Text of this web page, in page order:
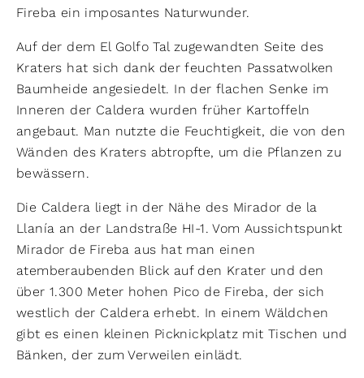
Fireba ein imposantes Naturwunder.
Auf der dem El Golfo Tal zugewandten Seite des
Kraters hat sich dank der feuchten Passatwolken
Baumheide angesiedelt. In der flachen Senke im
Inneren der Caldera wurden früher Kartoffeln
angebaut. Man nutzte die Feuchtigkeit, die von den
Wänden des Kraters abtropfte, um die Pflanzen zu
bewässern.
Die Caldera liegt in der Nähe des Mirador de la
Llanía an der Landstraße HI-1. Vom Aussichtspunkt
Mirador de Fireba aus hat man einen
atemberaubenden Blick auf den Krater und den
über 1.300 Meter hohen Pico de Fireba, der sich
westlich der Caldera erhebt. In einem Wäldchen
gibt es einen kleinen Picknickplatz mit Tischen und
Bänken, der zum Verweilen einlädt.